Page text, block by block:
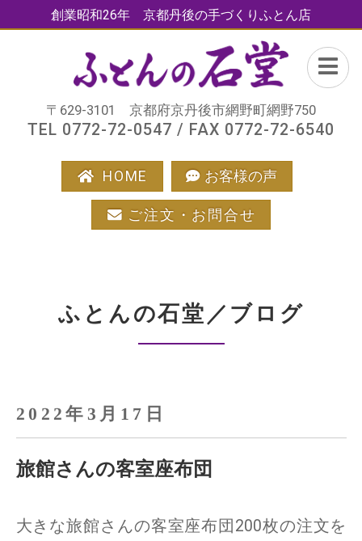
創業昭和26年 京都丹後の手づくりふとん店
〒629-3101 京都府京丹後市網野町網野750
TEL 0772-72-0547 / FAX 0772-72-6540
HOME お客様の声
ご注文・お問合せ
ふとんの石堂／ブログ
2022年3月17日
旅館さんの客室座布団
大きな旅館さんの客室座布団200枚の注文を